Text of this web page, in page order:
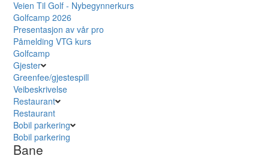
Veien Til Golf - Nybegynnerkurs
Golfcamp 2026
Presentasjon av vår pro
Påmelding VTG kurs
Golfcamp
Gjester
Greenfee/gjestespill
Veibeskrivelse
Restaurant
Restaurant
Bobil parkering
Bobil parkering
Bane